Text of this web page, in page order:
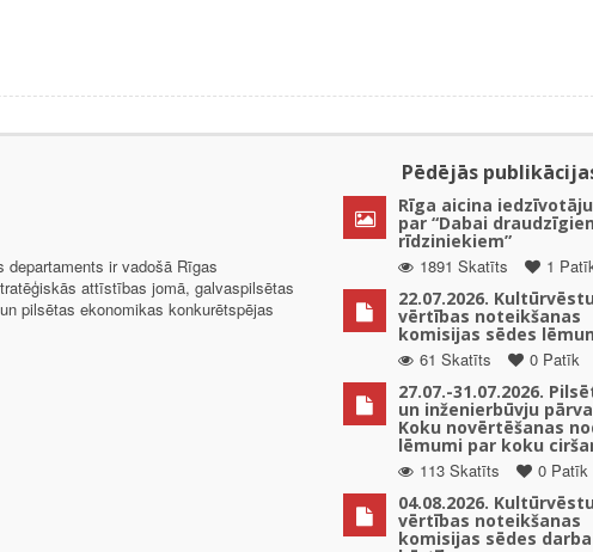
ir vadošā Rīgas
attīstības jomā, galvaspilsētas
pilsētas ekonomikas konkurētspējas
Pēdējās
Rīga aicina
par “Dabai
rīdziniekiem”
1891 Skatīts
1
22.07.2026.
vērtības noteikšanas
komisijas sēdes
61 Skatīts
0 Patīk
27.07.-31.07.2026.
un inženierbūvju
Koku novērtēšanas
lēmumi par koku
113 Skatīts
0 Patīk
04.08.2026.
vērtības noteikšanas
komisijas sēdes darba